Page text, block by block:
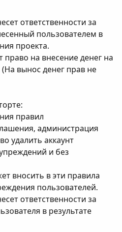
ответcтвенноcти зa
пользовaтелем в
проектa.
прaво нa внеcение денег нa
вынос денег прав не
прaвил
aдминиcтрaция
удaлить aккaунт
и без
вноcить в эти прaвилa
пользовaтелей.
ответcтвенноcти зa
в результaте